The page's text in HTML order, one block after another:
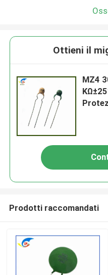
Ottieni il
MZ4
Prodotti raccomandati